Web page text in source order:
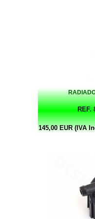
REF.
145,00 EUR (IVA